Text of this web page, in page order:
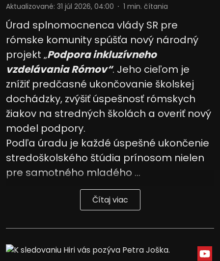
Aktualizované: 31 júl 2026, 04:00 1 min. čítania
Úrad splnomocnenca vlády SR pre
rómske komunity spúšťa nový národný
projekt „Podpora inkluzívneho
vzdelávania Rómov“. Jeho cieľom je
znížiť predčasné ukončovanie školskej
dochádzky, zvýšiť úspešnosť rómskych
žiakov na stredných školách a overiť nový
model podpory.
Podľa úradu je každé úspešné ukončenie
stredoškolského štúdia prínosom nielen
pre samotného mladého ...
Čítaj viac